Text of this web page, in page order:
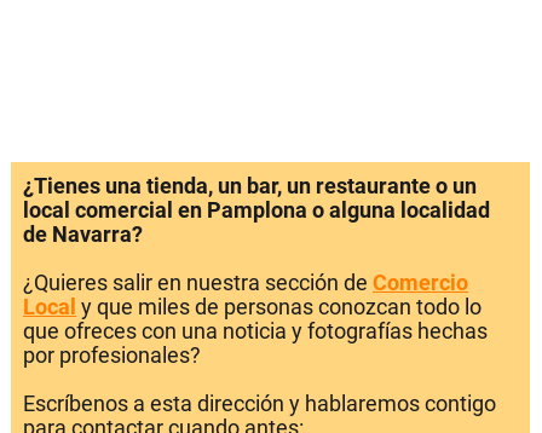
¿Tienes una tienda, un bar, un restaurante o un
local comercial en Pamplona o alguna localidad
de Navarra?
¿Quieres salir en nuestra sección de Comercio
Local y que miles de personas conozcan todo lo
que ofreces con una noticia y fotografías hechas
por profesionales?
Escríbenos a esta dirección y hablaremos contigo
para contactar cuando antes: